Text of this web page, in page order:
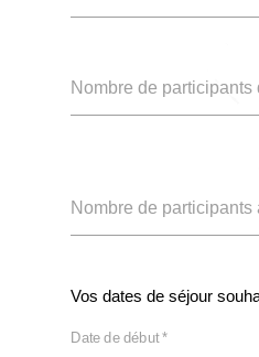
Nombre de
Nombre de
Vos dates de séjour
Date de début *